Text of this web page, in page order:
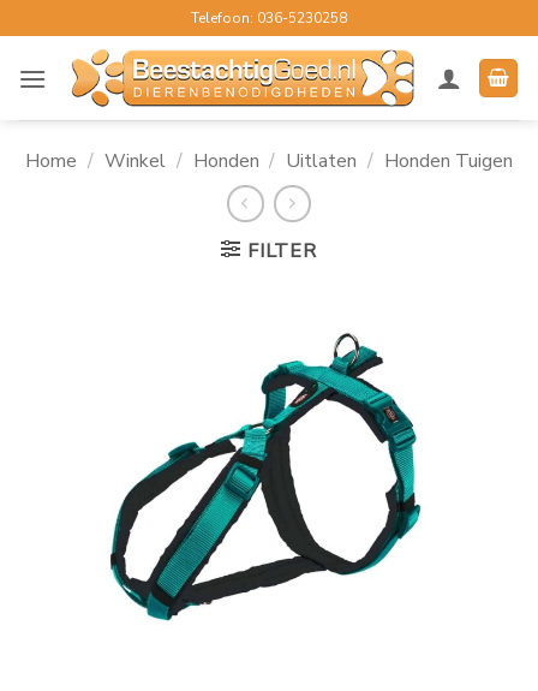
naar
inhoud
Telefoon: 036-5230258
Home / Winkel / Honden / Uitlaten / Honden Tuigen
FILTER